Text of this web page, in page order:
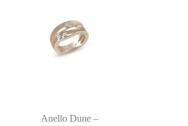
Anello Dune –